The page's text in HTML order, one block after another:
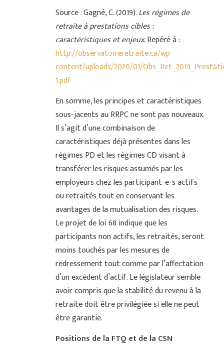
Source : Gagné, C. (2019).Les régimes de
retraite à prestations cibles :
caractéristiques et enjeux. Repéré à :
http://observatoireretraite.ca/wp-
content/uploads/2020/01/
1.pdf
En somme, les principes et caractéristiques
sous-jacents au RRPC ne sont pas nouveaux.
Il s’agit d’une combinaison de
caractéristiques déjà présentes dans les
régimes PD et les régimes CD visant à
transférer les risques assumés par les
employeurs chez les participant-e-s actifs
ou retraités tout en conservant les
avantages de la mutualisation des risques.
Le projet de loi 68 indique que les
participants non actifs, les retraités, seront
moins touchés par les mesures de
redressement tout comme par l’affectation
d’un excédent d’actif. Le législateur semble
avoir compris que la stabilité du revenu à la
retraite doit être privilégiée si elle ne peut
être garantie.
Positions de la FTQ et de la CSN